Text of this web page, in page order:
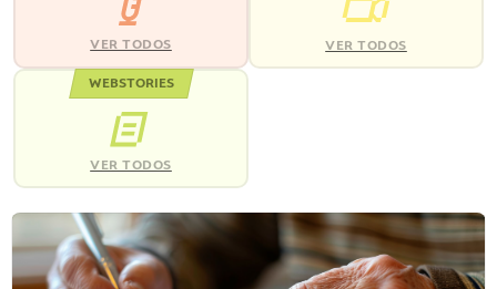
VER TODOS VER TODOS
WEBSTORIES
VER TODOS